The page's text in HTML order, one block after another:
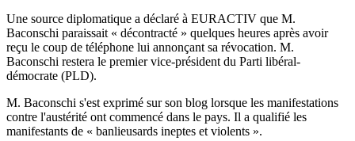
Une source diplomatique a déclaré à EURACTIV que M.
Baconschi paraissait « décontracté » quelques heures après avoir
reçu le coup de téléphone lui annonçant sa révocation. M.
Baconschi restera le premier vice-président du Parti libéral-
démocrate (PLD).
M. Baconschi s'est exprimé sur son blog lorsque les manifestations
contre l'austérité ont commencé dans le pays. Il a qualifié les
manifestants de « banlieusards ineptes et violents ».